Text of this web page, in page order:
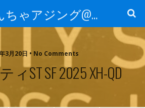
ほやけんちゃアジング@山口
3月20日 • No Comments
ST SF 2025 XH-QD